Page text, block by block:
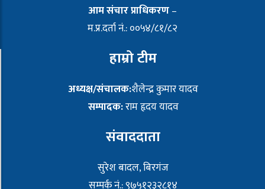
आम संचार प्राधिकरण–
म.प्र.दर्ता नं.: ००५४/८१/८२
हाम्रो टीम
अध्यक्ष/संचालक:शैलेन्द्र कुमार यादव
सम्पादक:राम हृदय यादव
संवाददाता
सुरेश बादल, बिरगंज
सम्पर्क नं.: ९७५१२३२८१४